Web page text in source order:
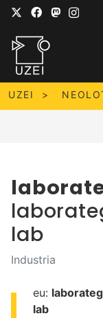
UZEI
lab
Industria
eu:
lab